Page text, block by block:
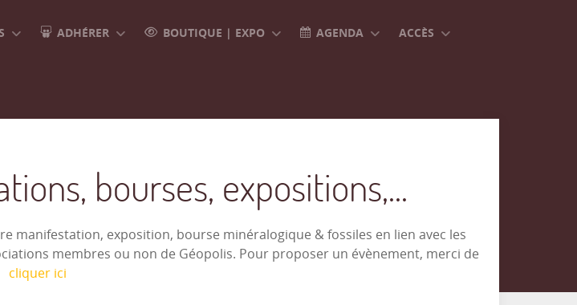
ADHÉRER BOUTIQUE | EXPO AGENDA ACCÈS
bourses, expositions,...
manifestation, exposition, bourse minéralogique & fossiles en lien avec les
membres ou non de Géopolis. Pour proposer un évènement, merci de
cliquer ici